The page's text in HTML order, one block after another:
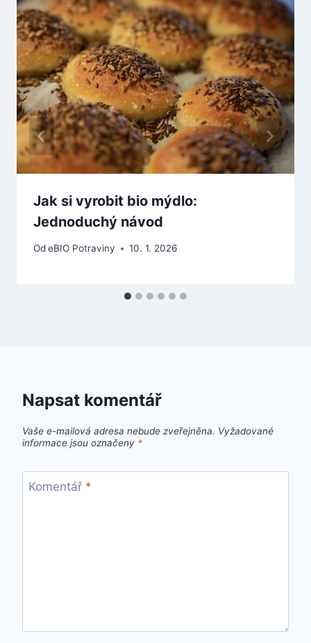
Jak si vyrobit bio mýdlo:
Jednoduchý návod
OdeBIO Potraviny 10. 1. 2026
Napsat komentář
Vaše e-mailová adresa nebude zveřejněna. Vyžadované
informace jsou označeny *
Komentář *